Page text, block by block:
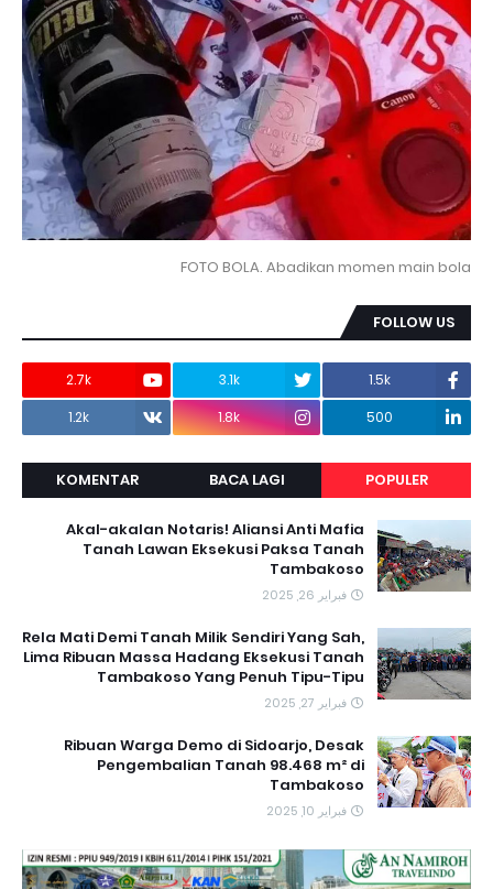
FOTO BOLA. Abadikan momen main bola
FOLLOW US
1.5k
3.1k
2.7k
500
1.8k
1.2k
POPULER
BACA LAGI
KOMENTAR
Akal-akalan Notaris! Aliansi Anti Mafia
Tanah Lawan Eksekusi Paksa Tanah
Tambakoso
فبراير 26, 2025
Rela Mati Demi Tanah Milik Sendiri Yang Sah,
Lima Ribuan Massa Hadang Eksekusi Tanah
Tambakoso Yang Penuh Tipu-Tipu
فبراير 27, 2025
Ribuan Warga Demo di Sidoarjo, Desak
Pengembalian Tanah 98.468 m² di
Tambakoso
فبراير 10, 2025